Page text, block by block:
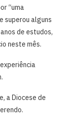
“uma
superou alguns
de estudos,
neste mês.
a Diocese de